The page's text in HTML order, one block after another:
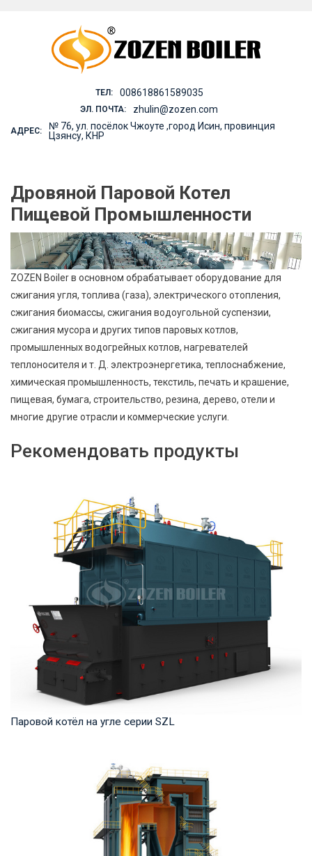
ТЕЛ: 008618861589035
ЭЛ. ПОЧТА: zhulin@zozen.com
АДРЕС:
№ 76, ул. посёлок Чжоуте ,город Исин, провинция
Цзянсу, КНР
Дровяной Паровой Котел
Пищевой Промышленности
ZOZEN Boiler в основном обрабатывает оборудование для
сжигания угля, топлива (газа), электрического отопления,
сжигания биомассы, сжигания водоугольной суспензии,
сжигания мусора и других типов паровых котлов,
промышленных водогрейных котлов, нагревателей
теплоносителя и т. Д. электроэнергетика, теплоснабжение,
химическая промышленность, текстиль, печать и крашение,
пищевая, бумага, строительство, резина, дерево, отели и
многие другие отрасли и коммерческие услуги.
Рекомендовать продукты
Паровой котёл на угле серии SZL
продукта: 4-35 т/ч Температура на выходе: ...